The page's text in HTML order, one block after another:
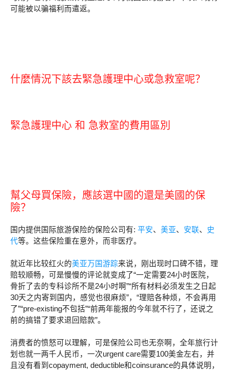
可能被以骗福利而遣返。
什麼情況下該去緊急護理中心或急救室呢？
緊急護理中心 和 急救室的費用區別
幫父母買保險，應該選中國的還是美國的保
險？
国内提供国际旅游保险的保险公司有: 平安、 美亚、 安联、 史
代等。这些保险重在意外，而非医疗。
就近年比较红火的美亚万国游踪来说，刚出现时口碑不错，理
赔较顺畅，可是慢慢的评论就变成了“一定需要24小时医院，
骨折了去的专科诊所不是24小时啊”“所有材料必须发生之日起
30天之内寄到国内，感觉也很麻烦”，“理赔各种烦，不会再用
了”“pre-existing不包括”“前两年能报的今年就不行了，还说之
前的搞错了要求退回赔款”。
消费者的愤怒可以理解，可是保险公司也无奈啊，全年旅行计
划也就一两千人民币，一次urgent care需要100美金左右，并
且没有看到copayment, deductible和coinsurance的具体说明，